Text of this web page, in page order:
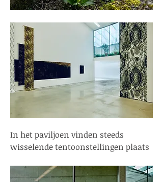
In het paviljoen vinden steeds
wisselende tentoonstellingen plaats